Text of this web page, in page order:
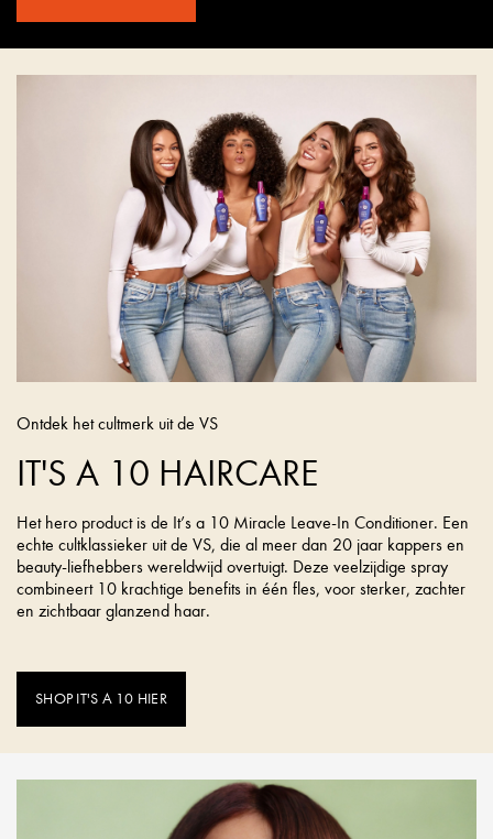
Ontdek het cultmerk uit de VS
IT'S A 10 HAIRCARE
Het hero product is de It’s a 10 Miracle Leave-In Conditioner. Een
echte cultklassieker uit de VS, die al meer dan 20 jaar kappers en
beauty-liefhebbers wereldwijd overtuigt. Deze veelzijdige spray
combineert 10 krachtige benefits in één fles, voor sterker, zachter
en zichtbaar glanzend haar.
SHOP IT'S A 10 HIER